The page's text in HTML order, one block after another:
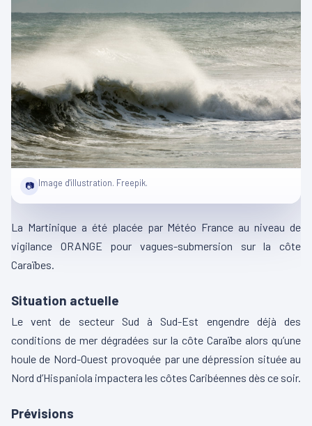
📷 Image d'illustration. Freepik.
La Martinique a été placée par Météo France au niveau de
vigilance ORANGE pour vagues-submersion sur la côte
Caraïbes.
Situation actuelle
Le vent de secteur Sud à Sud-Est engendre déjà des
conditions de mer dégradées sur la côte Caraïbe alors qu’une
houle de Nord-Ouest provoquée par une dépression située au
Nord d’Hispaniola impactera les côtes Caribéennes dès ce soir.
Prévisions